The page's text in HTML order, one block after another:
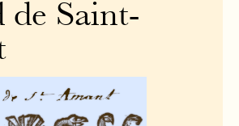
de Saint-